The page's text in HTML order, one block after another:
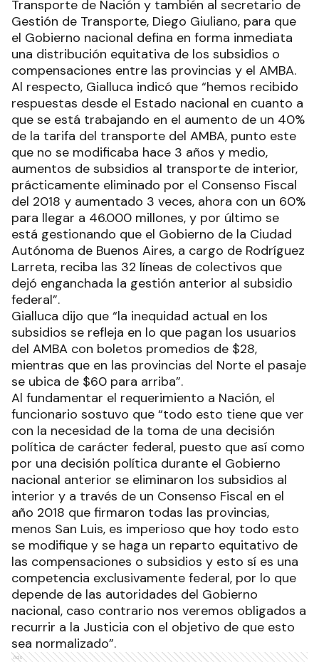
Transporte de Nación y también al secretario de
Gestión de Transporte, Diego Giuliano, para que
el Gobierno nacional defina en forma inmediata
una distribución equitativa de los subsidios o
compensaciones entre las provincias y el AMBA.
Al respecto, Gialluca indicó que “hemos recibido
respuestas desde el Estado nacional en cuanto a
que se está trabajando en el aumento de un 40%
de la tarifa del transporte del AMBA, punto este
que no se modificaba hace 3 años y medio,
aumentos de subsidios al transporte de interior,
prácticamente eliminado por el Consenso Fiscal
del 2018 y aumentado 3 veces, ahora con un 60%
para llegar a 46.000 millones, y por último se
está gestionando que el Gobierno de la Ciudad
Autónoma de Buenos Aires, a cargo de Rodríguez
Larreta, reciba las 32 líneas de colectivos que
dejó enganchada la gestión anterior al subsidio
federal”.
Gialluca dijo que “la inequidad actual en los
subsidios se refleja en lo que pagan los usuarios
del AMBA con boletos promedios de $28,
mientras que en las provincias del Norte el pasaje
se ubica de $60 para arriba”.
Al fundamentar el requerimiento a Nación, el
funcionario sostuvo que “todo esto tiene que ver
con la necesidad de la toma de una decisión
política de carácter federal, puesto que así como
por una decisión política durante el Gobierno
nacional anterior se eliminaron los subsidios al
interior y a través de un Consenso Fiscal en el
año 2018 que firmaron todas las provincias,
menos San Luis, es imperioso que hoy todo esto
se modifique y se haga un reparto equitativo de
las compensaciones o subsidios y esto sí es una
competencia exclusivamente federal, por lo que
depende de las autoridades del Gobierno
nacional, caso contrario nos veremos obligados a
recurrir a la Justicia con el objetivo de que esto
sea normalizado”.
Ads